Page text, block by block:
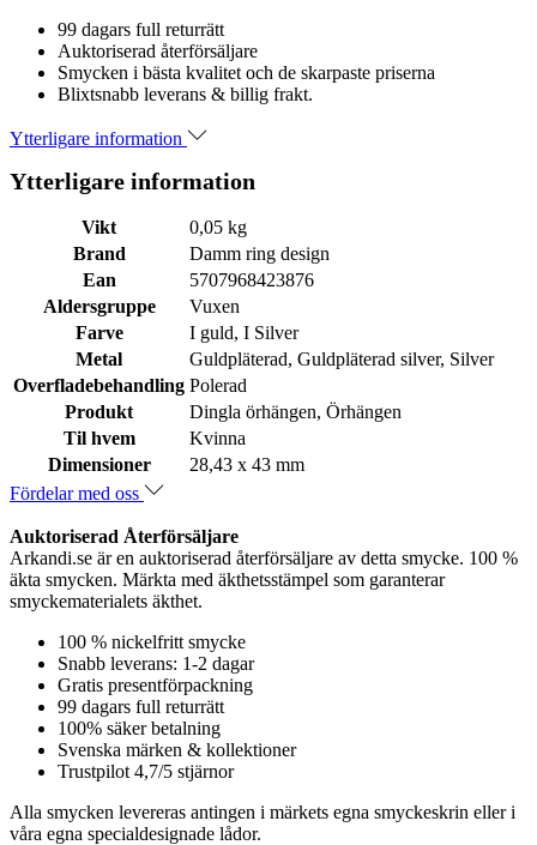
99 dagars full returrätt
Auktoriserad återförsäljare
Smycken i bästa kvalitet och de skarpaste priserna
Blixtsnabb leverans & billig frakt.
Ytterligare information
Ytterligare information
Vikt
0,05 kg
Brand
Damm ring design
Ean
5707968423876
Aldersgruppe
Vuxen
Farve
I guld, I Silver
Metal
Guldpläterad, Guldpläterad silver, Silver
Overfladebehandling Polerad
Produkt
Dingla örhängen, Örhängen
Til hvem
Kvinna
Dimensioner
28,43 x 43 mm
Fördelar med oss
Auktoriserad Återförsäljare
Arkandi.se är en auktoriserad återförsäljare av detta smycke. 100 %
äkta smycken. Märkta med äkthetsstämpel som garanterar
smyckematerialets äkthet.
100 % nickelfritt smycke
Snabb leverans: 1-2 dagar
Gratis presentförpackning
99 dagars full returrätt
100% säker betalning
Svenska märken & kollektioner
Trustpilot 4,7/5 stjärnor
Alla smycken levereras antingen i märkets egna smyckeskrin eller i
våra egna specialdesignade lådor.